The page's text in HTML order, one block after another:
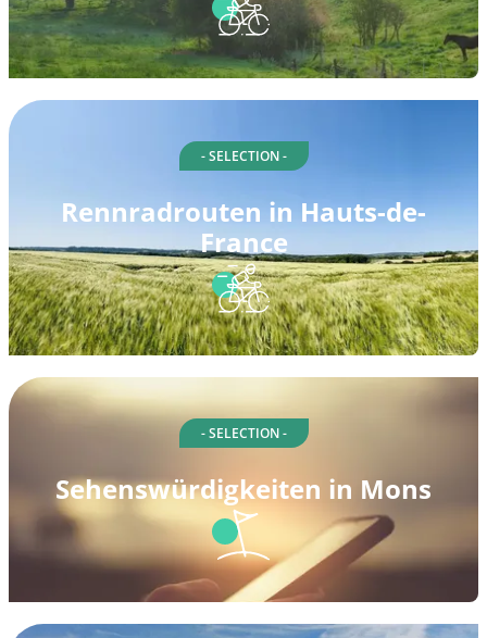
- SELECTION -
Rennradrouten in Hauts-de-
France
- SELECTION -
Sehenswürdigkeiten in Mons